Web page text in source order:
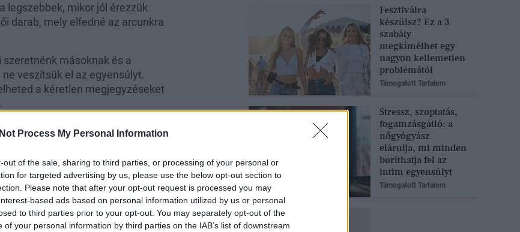
Process My Personal Information
out of the sale, sharing to third parties, or processing of your personal or
for targeted advertising by us, please use the below opt-out section to
Please note that after your opt-out request is processed you may
based ads based on personal information utilized by us or personal
to third parties prior to your opt-out. You may separately opt-out of the
of your personal information by third parties on the IAB’s list of downstream
legszebbek, mikor jól érezzük
darab, mely elfedné az arcunkra
másoknak és a
veszítsük el az egyensúlyt.
a kéretlen megjegyzéseket
Fesztiválra
készülsz? Ez a 3
szabály
megkímélhet egy
nagyon kellemetlen
problémától
Támogatott Tartalom
Stressz, szoptatás,
fogamzásgátló: a
nőgyógyász
elárulja, mi minden
boríthatja fel az
intim egyensúlyt
Támogatott Tartalom